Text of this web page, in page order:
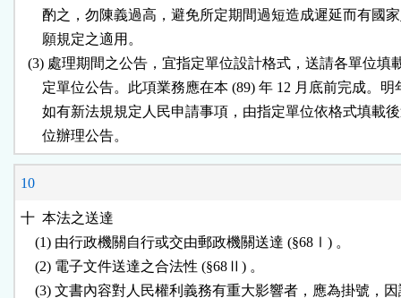
酌之，勿陳義過高，避免所定期間過短造成遲延而有國
      願規定之適用。
(3) 處理期間之公告，宜指定單位設計格式，送請各單位填
定單位公告。此項業務應在本 (89) 年 12 月底前完成。
如有新法規規定人民申請事項，由指定單位依格式填載
10
十  本法之送達
    (1) 由行政機關自行或交由郵政機關送達 (§68Ⅰ) 。
    (2) 電子文件送達之合法性 (§68Ⅱ) 。
(3) 文書內容對人民權利義務有重大影響者，應為掛號，